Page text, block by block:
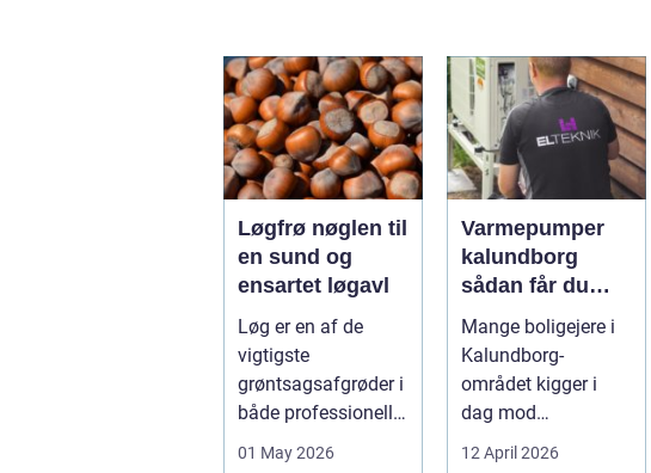
Løgfrø nøglen til
en sund og
ensartet løgavl
Løg er en af de
vigtigste
grøntsagsafgrøder i
både professionelle
01 May 2026
Varmepumper
kalundborg
sådan får du
billigere og
mere
bæredygtig
varme
Mange boligejere i
Kalundborg-
området kigger i
dag mod
varmepumper som
12 April 2026